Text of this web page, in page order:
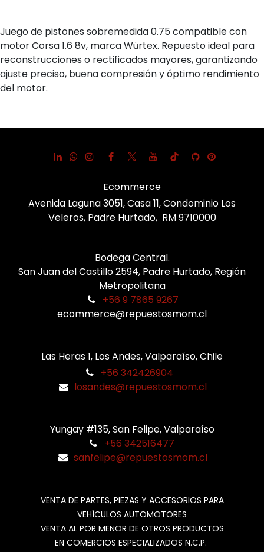
Juego de pistones sobremedida 0.75 compatible con
motor Corsa 1.6 8v, marca Würtex. Repuesto ideal para
reconstrucciones o rectificados mayores, garantizando
ajuste preciso, buena compresión y óptimo rendimiento
del motor.
Ecommerce
Avenida Laguna 3051, Casa 11, Condominio Los
Veleros, Padre Hurtado, RM 9710000
Bodega Central.
San Juan del Castillo 2594, Padre Hurtado, Región
Metropolitana
+56 9 7865 9267
ecommerce@repuestosmom.cl
Las Heras 1, Los Andes, Valparaíso, Chile
+56 342426904
losandes@repuestosmom.cl
Yungay #135, San Felipe, Valparaíso
+56 342516477
sanfelipe@repuestosmom.cl
VENTA DE PARTES, PIEZAS Y ACCESORIOS PARA
VEHÍCULOS AUTOMOTORES
VENTA AL POR MENOR DE OTROS PRODUCTOS
EN COMERCIOS ESPECIALIZADOS N.C.P.